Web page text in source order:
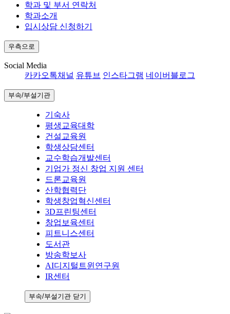
학과 및 부서 연락처
학과소개
입시상담 신청하기
우측으로
Social Media
카카오톡채널 유튜브 인스타그램 네이버블로그
부속/부설기관
기숙사
평생교육대학
건설교육원
학생상담센터
교수학습개발센터
기업가 정신 창업 지원 센터
드론교육원
산학협력단
학생창업혁신센터
3D프린팅센터
창업보육센터
피트니스센터
도서관
방송학보사
AI디지털트윈연구원
IR센터
부속/부설기관 닫기